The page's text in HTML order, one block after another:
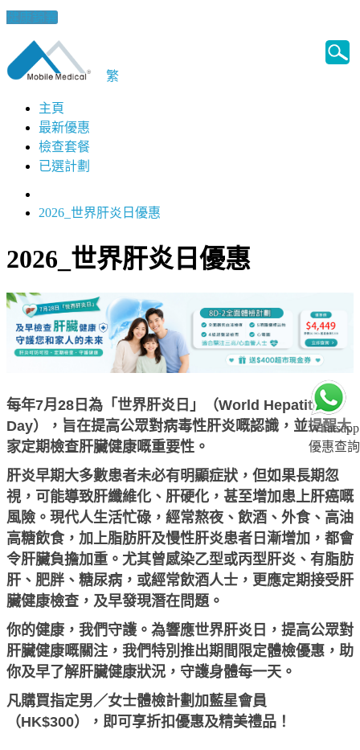
健康錦囊
Whatsapp
優惠查詢
繁
主頁
最新優惠
檢查套餐
已選計劃
2026_世界肝炎日優惠
2026_世界肝炎日優惠
每年7月28日為「世界肝炎日」（World Hepatitis
Day），旨在提高公眾對病毒性肝炎嘅認識，並提醒大
家定期檢查肝臟健康嘅重要性。
肝炎早期大多數患者未必有明顯症狀，但如果長期忽
視，可能導致肝纖維化、肝硬化，甚至增加患上肝癌嘅
風險。現代人生活忙碌，經常熬夜、飲酒、外食、高油
高糖飲食，加上脂肪肝及慢性肝炎患者日漸增加，都會
令肝臟負擔加重。尤其曾感染乙型或丙型肝炎、有脂肪
肝、肥胖、糖尿病，或經常飲酒人士，更應定期接受肝
臟健康檢查，及早發現潛在問題。
你的健康，我們守護。為響應世界肝炎日，提高公眾對
肝臟健康嘅關注，我們特別推出期間限定體檢優惠，助
你及早了解肝臟健康狀況，守護身體每一天。
凡購買指定男／女士體檢計劃加藍星會員
（HK$300），即可享折扣優惠及精美禮品！